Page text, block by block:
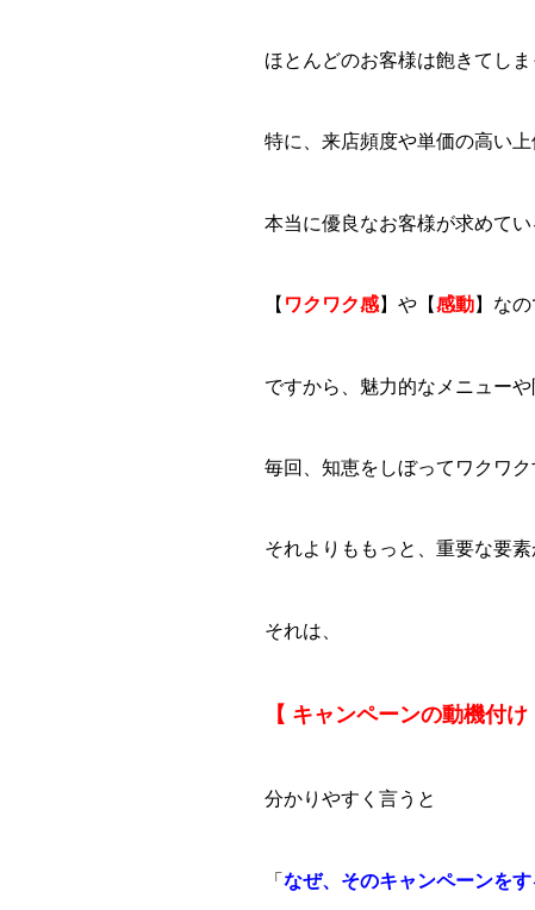
ほとんどのお客様は飽きてしま
特に、来店頻度や単価の高い
本当に優良なお客様が求めて
【 ワクワク感】や【感動】なの
ですから、魅力的なメニューや
毎回、知恵をしぼってワクワ
それよりももっと、重要な要素
それは、
【 キャンペーンの動機付け
分かりやすく言うと
「 なぜ、そのキャンペーンを